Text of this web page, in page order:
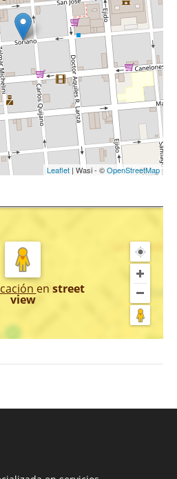
Leaflet | Wasi - ©OpenStreetMap
en street
view